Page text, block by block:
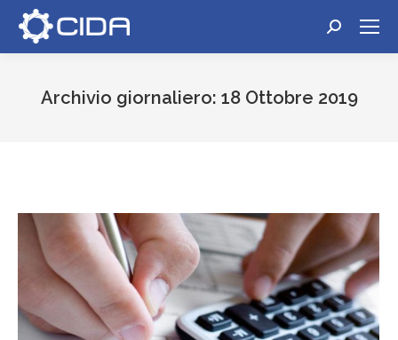
Cerca:
Archivio giornaliero: 18 Ottobre 2019